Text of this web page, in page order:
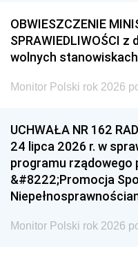
OBWIESZCZENIE
SPRAWIEDLIWOŚCI
wolnych
Monitor Polski rok 2026
UCHWAŁA NR 162
24 lipca 2026 r. w
programu rządowego
&#8222;Promocja
Monitor Polski rok 2026